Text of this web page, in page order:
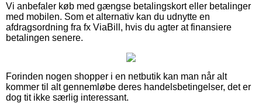
Vi anbefaler køb med gængse betalingskort eller betalinger
med mobilen. Som et alternativ kan du udnytte en
afdragsordning fra fx ViaBill, hvis du agter at finansiere
betalingen senere.
Forinden nogen shopper i en netbutik kan man når alt
kommer til alt gennemløbe deres handelsbetingelser, det er
dog tit ikke særlig interessant.